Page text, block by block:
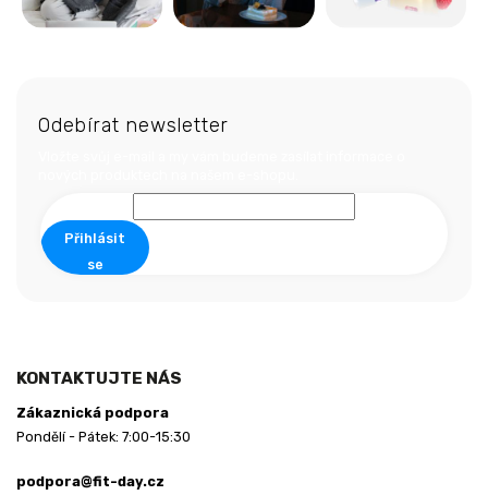
Odebírat newsletter
Přihlásit
se
KONTAKTUJTE NÁS
Zákaznická podpora
Pondělí - Pátek: 7:00-15:30
podpora@fit-day.cz